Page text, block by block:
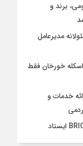
برند و
مدیرعامل
خورخان فقط
خدمات و